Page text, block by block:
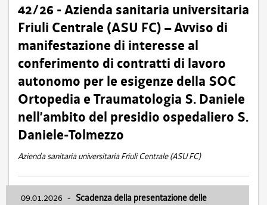
42/26 - Azienda sanitaria universitaria
Friuli Centrale (ASU FC) – Avviso di
manifestazione di interesse al
conferimento di contratti di lavoro
autonomo per le esigenze della SOC
Ortopedia e Traumatologia S. Daniele
nell’ambito del presidio ospedaliero S.
Daniele-Tolmezzo
Azienda sanitaria universitaria Friuli Centrale (ASU FC)
09.01.2026 - Scadenza della presentazione delle